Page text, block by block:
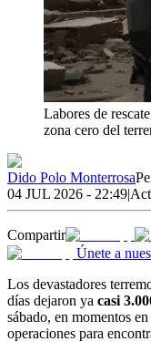
Labores de
zona cero del
Dido Polo Monterrosa
04 JUL 2026 - 22:49|
Compartir
Únete a
Los devastadores
días dejaron ya casi
sábado, en momentos
operaciones para